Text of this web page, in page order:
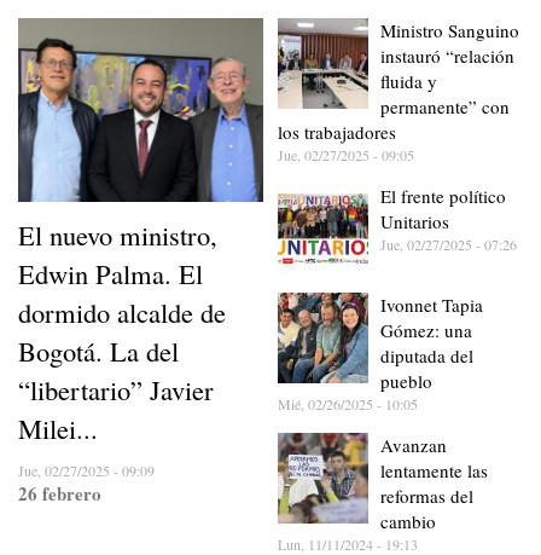
El nuevo ministro,
Edwin Palma. El
dormido alcalde de
Bogotá. La del
“libertario” Javier
Milei...
Jue, 02/27/2025 - 09:09
26 febrero
Ministro Sanguino
instauró “relación
fluida y
permanente” con
los trabajadores
Jue, 02/27/2025 - 09:05
El frente político
Unitarios
Jue, 02/27/2025 - 07:26
Ivonnet Tapia
Gómez: una
diputada del
pueblo
Mié, 02/26/2025 - 10:05
Avanzan
lentamente las
reformas del
cambio
Lun, 11/11/2024 - 19:13